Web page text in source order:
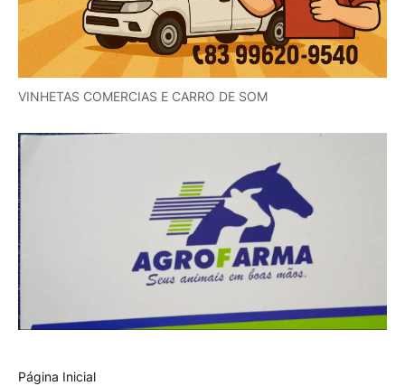
VINHETAS COMERCIAS E CARRO DE SOM
Página Inicial